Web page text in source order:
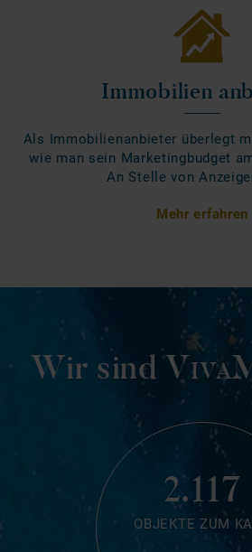
Immobilien
Als Immobilienanbieter überlegt
wie man sein Marketingbudget
An Stelle von
Mehr erfahren
Wir sind
2.117
OBJEKTE ZUM